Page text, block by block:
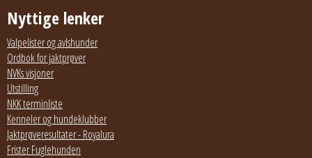
Nyttige lenker
Valpelister og avlshunder
Ordbok for jaktprøver
NVKs visjoner
Utstilling
NKK terminliste
Kenneler og hundeklubber
Jaktprøveresultater - Royalura
Frister Fuglehunden